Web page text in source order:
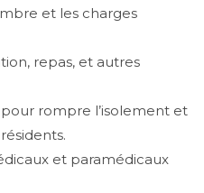
et les charges
repas, et autres
pour rompre l’isolement et
et paramédicaux